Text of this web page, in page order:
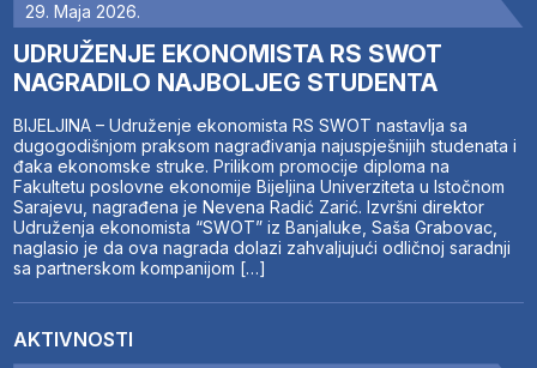
29. Maja 2026.
UDRUŽENJE EKONOMISTA RS SWOT
NAGRADILO NAJBOLJEG STUDENTA
BIJELJINA – Udruženje ekonomista RS SWOT nastavlja sa
dugogodišnjom praksom nagrađivanja najuspješnijih studenata i
đaka ekonomske struke. Prilikom promocije diploma na
Fakultetu poslovne ekonomije Bijeljina Univerziteta u Istočnom
Sarajevu, nagrađena je Nevena Radić Zarić. Izvršni direktor
Udruženja ekonomista “SWOT” iz Banjaluke, Saša Grabovac,
naglasio je da ova nagrada dolazi zahvaljujući odličnoj saradnji
sa partnerskom kompanijom […]
AKTIVNOSTI